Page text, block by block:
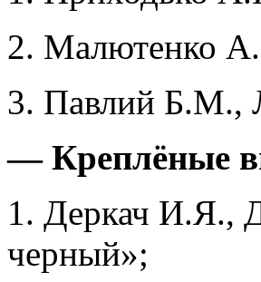
2. Малютенко
3. Павлий Б.М.,
— Креплёные
1. Деркач И.Я.,
черный»;